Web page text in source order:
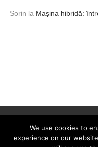
Sorin la Mașina hibridă:
We use cookies to
experience on our